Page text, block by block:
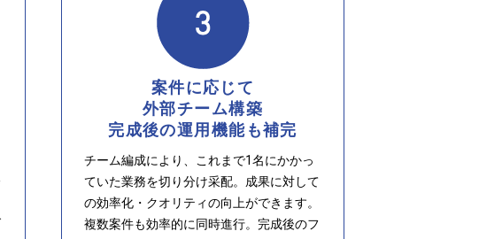
案件に応じて
外部チーム構築
完成後の運用機能も補完
チーム編成により、これまで1名にかかっ
ていた業務を切り分け采配。成果に対して
の効率化・クオリティの向上ができます。
複数案件も効率的に同時進行。完成後のフ